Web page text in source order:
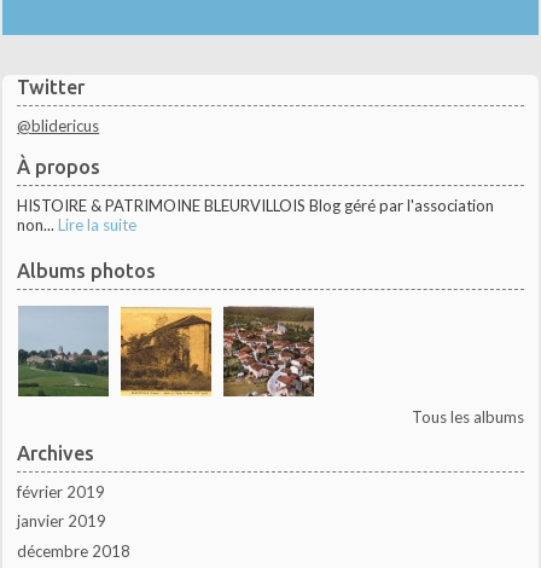
Twitter
@blidericus
À propos
HISTOIRE & PATRIMOINE BLEURVILLOIS Blog géré par l'association
non... Lire la suite
Albums photos
Tous les albums
Archives
février 2019
janvier 2019
décembre 2018